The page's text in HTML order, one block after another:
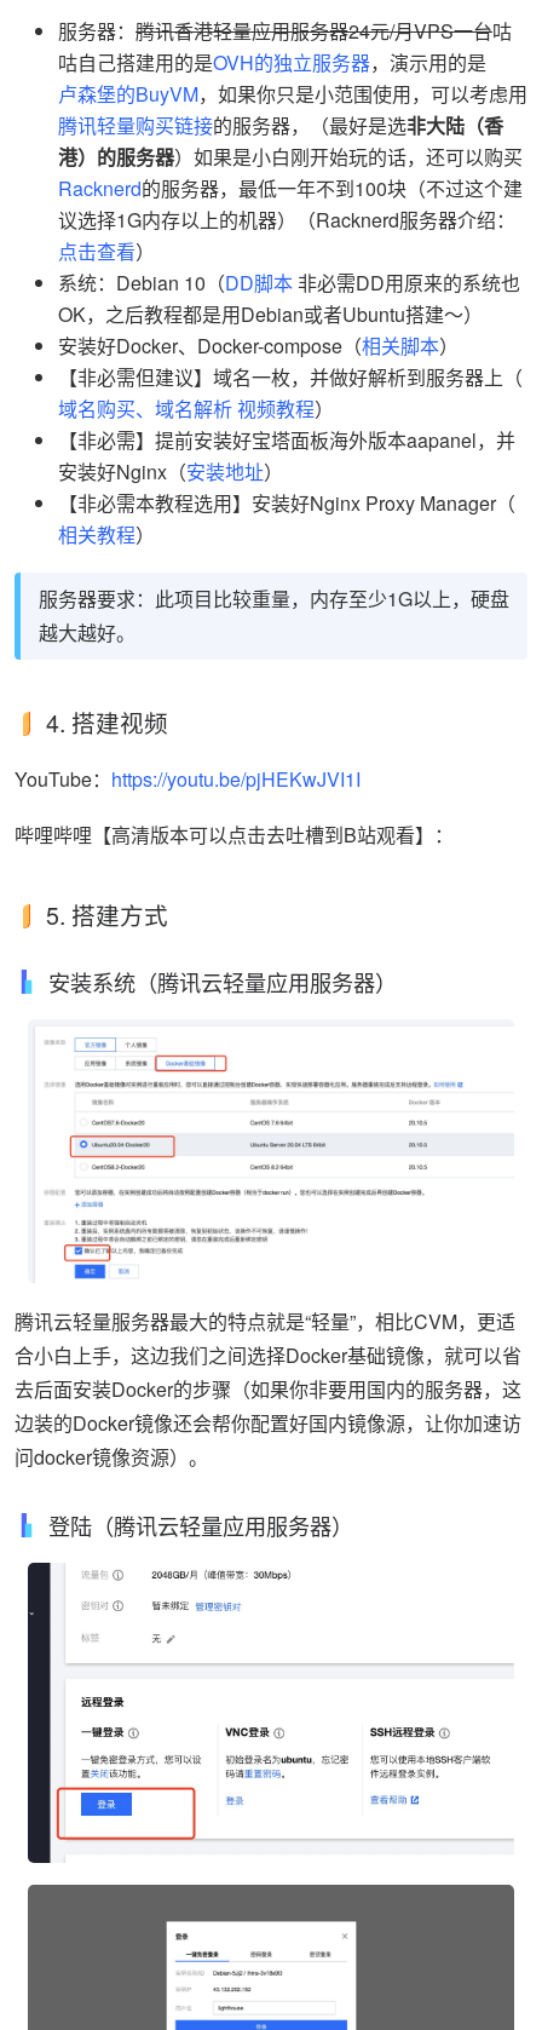
服务器： 腾讯香港轻量应用服务器24元/月VPS一台咕
咕自己搭建用的是OVH的独立服务器，演示用的是
卢森堡的BuyVM，如果你只是小范围使用，可以考虑用
腾讯轻量购买链接的服务器，（最好是选非大陆（香
港）的服务器）如果是小白刚开始玩的话，还可以购买
Racknerd的服务器，最低一年不到100块（不过这个建
议选择1G内存以上的机器）（Racknerd服务器介绍：
点击查看）
系统：Debian 10（DD脚本 非必需DD用原来的系统也
OK，之后教程都是用Debian或者Ubuntu搭建～）
安装好Docker、Docker-compose（相关脚本）
【非必需但建议】域名一枚，并做好解析到服务器上（
域名购买、域名解析视频教程）
【非必需】提前安装好宝塔面板海外版本aapanel，并
安装好Nginx（安装地址）
【非必需本教程选用】安装好Nginx Proxy Manager（
相关教程）
服务器要求：此项目比较重量，内存至少1G以上，硬盘
越大越好。
4. 搭建视频
YouTube： https://youtu.be/pjHEKwJVI1I
哔哩哔哩【高清版本可以点击去吐槽到B站观看】：
5. 搭建方式
安装系统（腾讯云轻量应用服务器）
腾讯云轻量服务器最大的特点就是“轻量”，相比CVM，更适
合小白上手，这边我们之间选择Docker基础镜像，就可以省
去后面安装Docker的步骤（如果你非要用国内的服务器，这
边装的Docker镜像还会帮你配置好国内镜像源，让你加速访
问docker镜像资源）。
登陆（腾讯云轻量应用服务器）